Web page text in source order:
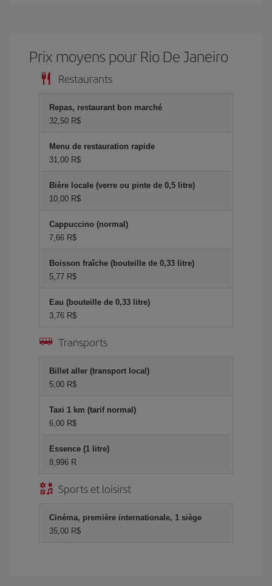
Prix ​​moyens pour Rio De Janeiro
Restaurants
Repas, restaurant bon marché
32,50 R$
Menu de restauration rapide
31,00 R$
Bière locale (verre ou pinte de 0,5 litre)
10,00 R$
Cappuccino (normal)
7,66 R$
Boisson fraîche (bouteille de 0,33 litre)
5,77 R$
Eau (bouteille de 0,33 litre)
3,76 R$
Transports
Billet aller (transport local)
5,00 R$
Taxi 1 km (tarif normal)
6,00 R$
Essence (1 litre)
8,996 R
Sports et loisirst
Cinéma, première internationale, 1 siège
35,00 R$